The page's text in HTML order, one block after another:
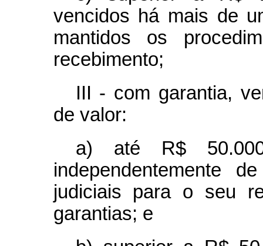
vencidos há mais de
mantidos os
recebimento;
III - com garantia,
de valor:
a) até R$
independentemente
judiciais para o seu
garantias; e